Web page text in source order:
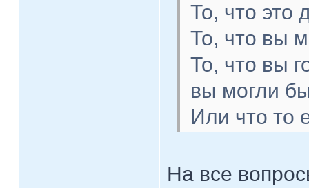
То, что это
То, что вы
То, что вы
вы могли
Или что то
На все